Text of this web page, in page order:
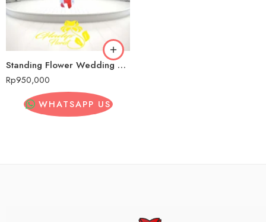
Standing Flower Wedding Murah Dekat Mall Kelapa Gading
Rp950,000
WHATSAPP US